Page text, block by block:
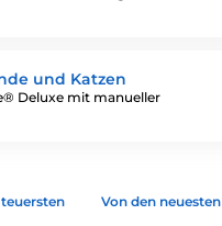
und Katzen
Deluxe mit manueller
Von den neuesten